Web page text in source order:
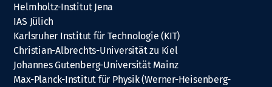
Helmholtz-Institut Jena
IAS Jülich
Karlsruher Institut für Technologie (KIT)
Christian-Albrechts-Universität zu Kiel
Johannes Gutenberg-Universität Mainz
Max-Planck-Institut für Physik (Werner-Heisenberg-